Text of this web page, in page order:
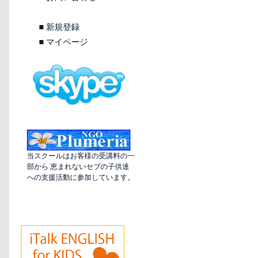
■ 新規登録
■ マイページ
当スクールはお客様の受講料の一
部から 恵まれないセブの子供達
への支援活動に参加しています。